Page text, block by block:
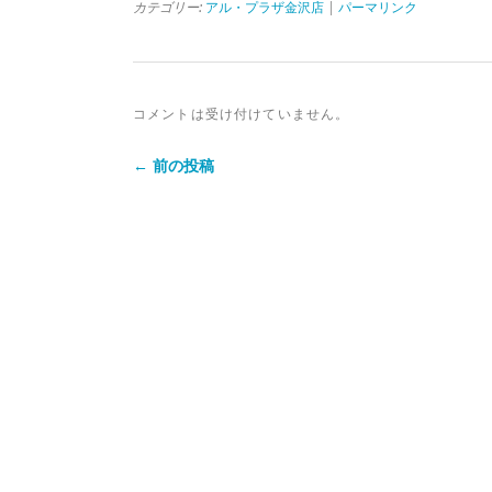
カテゴリー: アル・プラザ金沢店 パーマリンク
コメントは受け付けていません。
← 前の投稿